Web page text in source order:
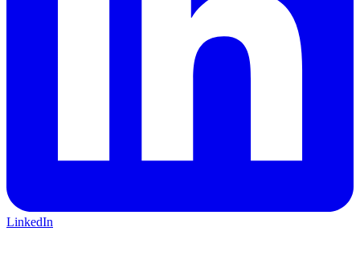
LinkedIn